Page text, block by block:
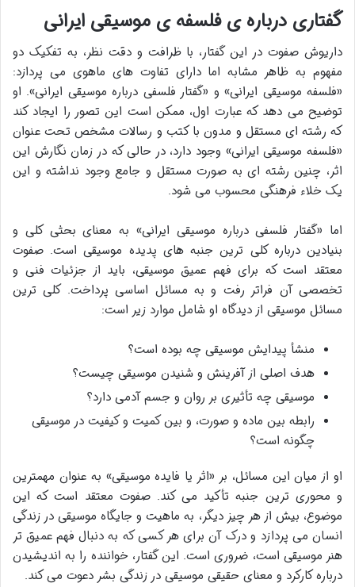
گفتاری درباره ی فلسفه ی موسیقی ایرانی
داریوش صفوت در این گفتار، با ظرافت و دقت نظر، به تفکیک دو
مفهوم به ظاهر مشابه اما دارای تفاوت های ماهوی می پردازد:
«فلسفه موسیقی ایرانی» و «گفتار فلسفی درباره موسیقی ایرانی». او
توضیح می دهد که عبارت اول، ممکن است این تصور را ایجاد کند
که رشته ای مستقل و مدون با کتب و رسالات مشخص تحت عنوان
«فلسفه موسیقی ایرانی» وجود دارد، در حالی که در زمان نگارش این
اثر، چنین رشته ای به صورت مستقل و جامع وجود نداشته و این
یک خلاء فرهنگی محسوب می شود.
اما «گفتار فلسفی درباره موسیقی ایرانی» به معنای بحثی کلی و
بنیادین درباره کلی ترین جنبه های پدیده موسیقی است. صفوت
معتقد است که برای فهم عمیق موسیقی، باید از جزئیات فنی و
تخصصی آن فراتر رفت و به مسائل اساسی پرداخت. کلی ترین
مسائل موسیقی از دیدگاه او شامل موارد زیر است:
منشأ پیدایش موسیقی چه بوده است؟
هدف اصلی از آفرینش و شنیدن موسیقی چیست؟
موسیقی چه تأثیری بر روان و جسم آدمی دارد؟
رابطه بین ماده و صورت، و بین کمیت و کیفیت در موسیقی
چگونه است؟
او از میان این مسائل، بر «اثر یا فایده موسیقی» به عنوان مهمترین
و محوری ترین جنبه تأکید می کند. صفوت معتقد است که این
موضوع، بیش از هر چیز دیگر، به ماهیت و جایگاه موسیقی در زندگی
انسان می پردازد و درک آن برای هر کسی که به دنبال فهم عمیق تر
هنر موسیقی است، ضروری است. این گفتار، خواننده را به اندیشیدن
درباره کارکرد و معنای حقیقی موسیقی در زندگی بشر دعوت می کند.